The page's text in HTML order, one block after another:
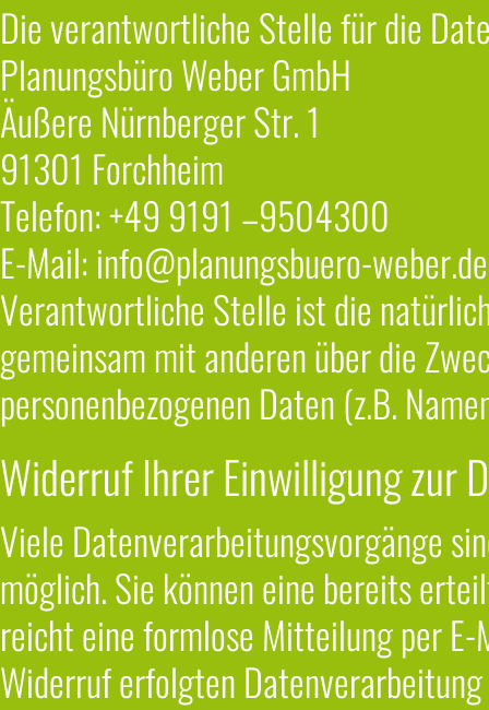
Die verantwortliche Stelle für die
Planungsbüro Weber GmbH
Äußere Nürnberger Str. 1
91301 Forchheim
Telefon: +49 9191 –9504300
E-Mail: info@planungsbuero-weber.de
Verantwortliche Stelle ist die
gemeinsam mit anderen über die
personenbezogenen Daten (z.B.
Widerruf Ihrer Einwilligung zur
Viele Datenverarbeitungsvorgänge
möglich. Sie können eine bereits
reicht eine formlose Mitteilung per
Widerruf erfolgten